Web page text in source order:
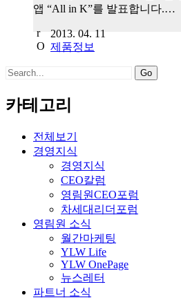
앱 “All in K”를 발표합니다.…
2013. 04. 11
제품정보
Search
카테고리
전체보기
경영지식
경영지식
CEO칼럼
영림원CEO포럼
차세대리더포럼
영림원 소식
월간마케팅
YLW Life
YLW OnePage
뉴스레터
파트너 소식